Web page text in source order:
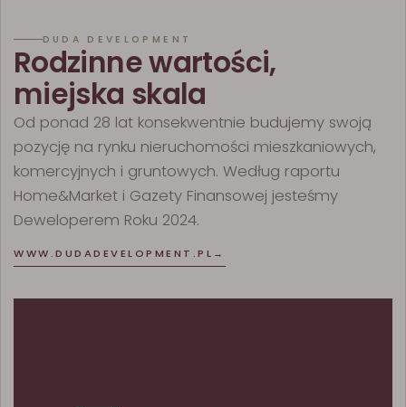
DUDA DEVELOPMENT
Rodzinne wartości,
miejska skala
Od ponad 28 lat konsekwentnie budujemy swoją
pozycję na rynku nieruchomości mieszkaniowych,
komercyjnych i gruntowych. Według raportu
Home&Market i Gazety Finansowej jesteśmy
Deweloperem Roku 2024.
WWW.DUDADEVELOPMENT.PL →